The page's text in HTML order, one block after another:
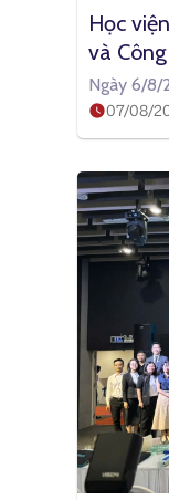
Học
và
hợp tác
công
07/08/
Ngày 6/8/
Viễn